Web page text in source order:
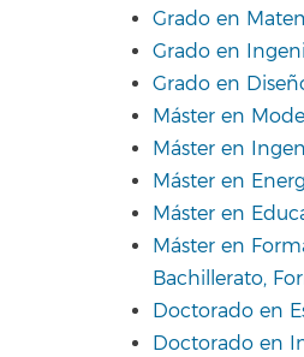
Grado en
Grado en
Grado en
Máster en
Máster en
Máster en
Máster en
Máster en
Bachillerato,
Doctorado en
Doctorado en